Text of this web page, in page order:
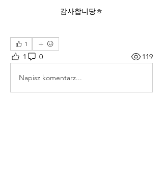
감사합니당ㅎ
1
1 0 119
Napisz komentarz...